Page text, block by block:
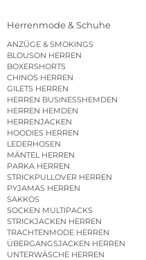
Herrenmode & Schuhe
ANZÜGE & SMOKINGS
BLOUSON HERREN
BOXERSHORTS
CHINOS HERREN
GILETS HERREN
HERREN BUSINESSHEMDEN
HERREN HEMDEN
HERRENJACKEN
HOODIES HERREN
LEDERHOSEN
MÄNTEL HERREN
PARKA HERREN
STRICKPULLOVER HERREN
PYJAMAS HERREN
SAKKOS
SOCKEN MULTIPACKS
STRICKJACKEN HERREN
TRACHTENMODE HERREN
ÜBERGANGSJACKEN HERREN
UNTERWÄSCHE HERREN